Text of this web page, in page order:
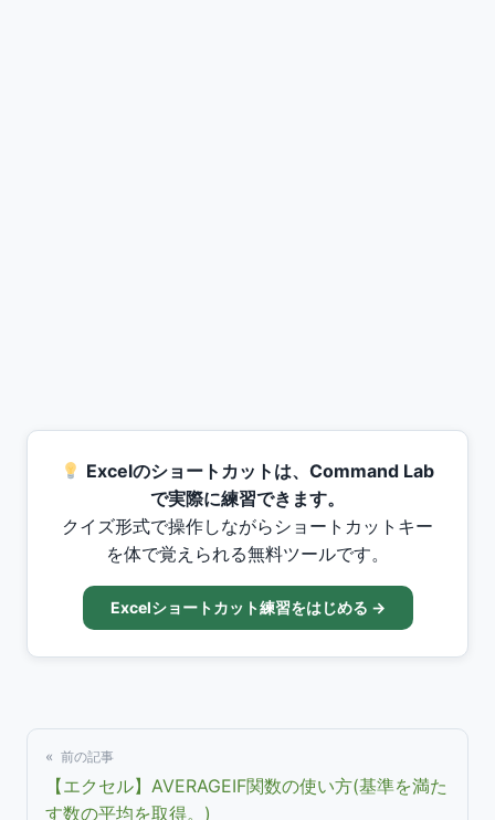
Excelのショートカットは、Command Lab
で実際に練習できます。
クイズ形式で操作しながらショートカットキー
を体で覚えられる無料ツールです。
Excelショートカット練習をはじめる →
« 前の記事
【エクセル】AVERAGEIF関数の使い方(基準を満た
す数の平均を取得。)